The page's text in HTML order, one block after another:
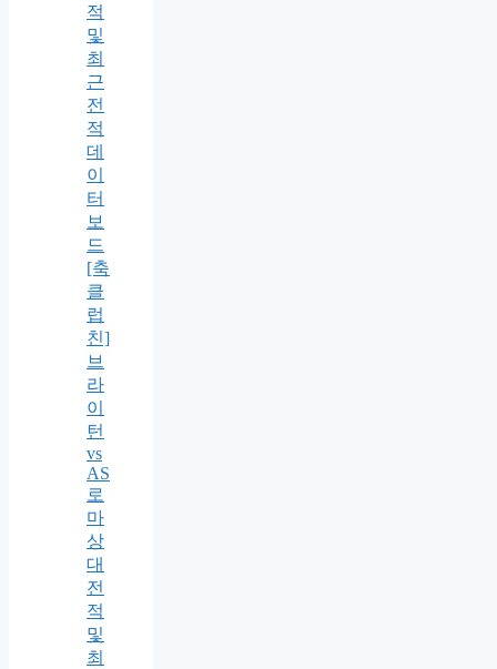
적
및
최
근
전
적
데
이
터
보
드
[축
클
럽
친]
브
라
이
턴
vs
AS
로
마
상
대
전
적
및
최